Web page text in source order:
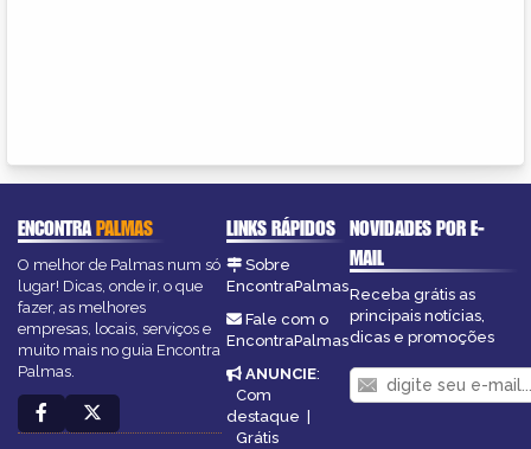
ENCONTRAPALMAS
O melhor de Palmas num só
lugar! Dicas, onde ir, o que
fazer, as melhores
empresas, locais, serviços e
muito mais no guia Encontra
Palmas.
LINKS RÁPIDOS
Sobre
EncontraPalmas
Fale com o
EncontraPalmas
ANUNCIE:
Com
destaque
Grátis
NOVIDADES POR E-
MAIL
Receba grátis as
principais notícias,
dicas e promoções